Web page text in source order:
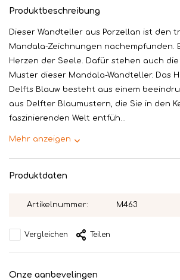
Produktbeschreibung
Dieser Wandteller aus Porzellan ist den
Mandala-Zeichnungen nachempfunden.
Herzen der Seele. Dafür stehen auch
Muster dieser Mandala-Wandteller. Das
Delfts Blauw besteht aus einem
aus Delfter Blaumustern, die Sie in den
faszinierenden Welt entfüh...
Mehr anzeigen
Produktdaten
Artikelnummer: M463
Vergleichen Teilen
Onze aanbevelingen